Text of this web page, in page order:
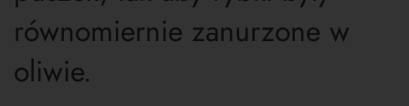
równomiernie zanurzone w
oliwie.